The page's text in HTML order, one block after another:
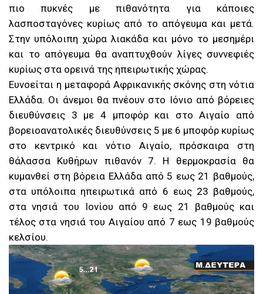
πιο πυκνές με πιθανότητα για κάποιες
λασποσταγόνες κυρίως από το απόγευμα και μετά.
Στην υπόλοιπη χώρα λιακάδα και μόνο το μεσημέρι
και το απόγευμα θα αναπτυχθούν λίγες συννεφιές
κυρίως στα ορεινά της ηπειρωτικής χώρας.
Ευνοείται η μεταφορά Αφρικανικής σκόνης στη νότια
Ελλάδα. Οι άνεμοι θα πνέουν στο Ιόνιο από βόρειες
διευθύνσεις 3 με 4 μποφόρ και στο Αιγαίο από
βορειοανατολικές διευθύνσεις 5 με 6 μποφόρ κυρίως
στο κεντρικό και νότιο Αιγαίο, πρόσκαιρα στη
θάλασσα Κυθήρων πιθανόν 7. Η θερμοκρασία θα
κυμανθεί στη βόρεια Ελλάδα από 5 εως 21 βαθμούς,
στα υπόλοιπα ηπειρωτικά από 6 εως 23 βαθμούς,
στα νησιά του Ιονίου από 9 εως 21 βαθμούς και
τέλος στα νησιά του Αιγαίου από 7 εως 19 βαθμούς
κελσίου.